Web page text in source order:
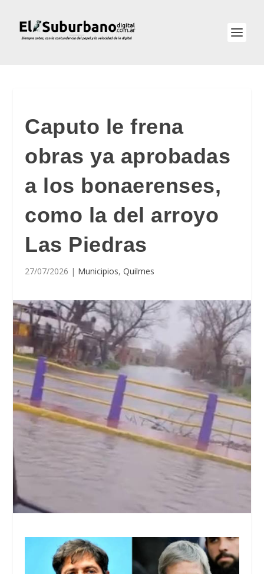
Caputo le frena
obras ya aprobadas
a los bonaerenses,
como la del arroyo
Las Piedras
27/07/2026 | Municipios,Quilmes